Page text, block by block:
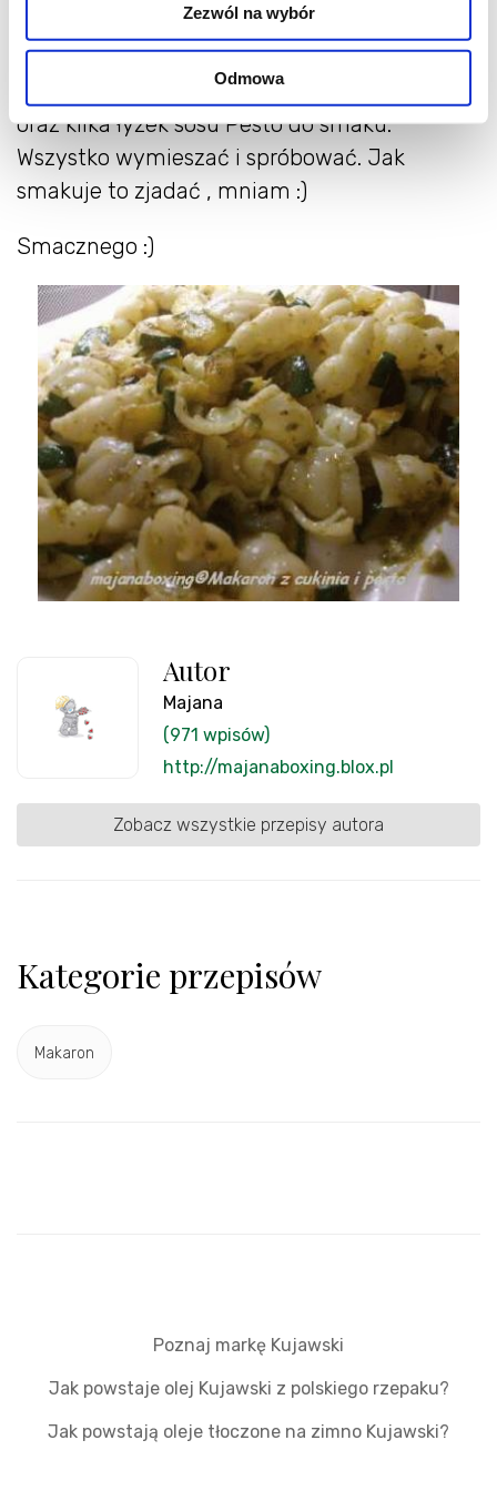
Zezwól na wybór
Odmowa
popieprzyć do smaku i podsmażyć na
patelni. Makaron ugotować, odcedzić. Na
talerz wrzucić makaron, na niego cukinię
oraz kilka łyżek sosu Pesto do smaku.
Wszystko wymieszać i spróbować. Jak
smakuje to zjadać , mniam :)
Smacznego :)
Autor
Majana
(971 wpisów)
http://majanaboxing.blox.pl
Zobacz wszystkie przepisy autora
Kategorie przepisów
Makaron
Poznaj markę Kujawski
Jak powstaje olej Kujawski z polskiego rzepaku?
Jak powstają oleje tłoczone na zimno Kujawski?